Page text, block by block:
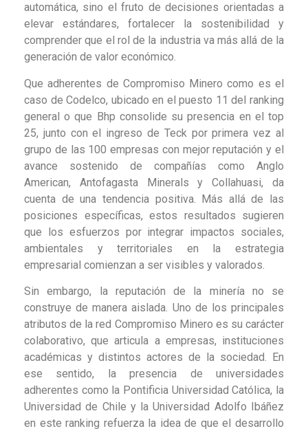
automática, sino el fruto de decisiones orientadas a
elevar estándares, fortalecer la sostenibilidad y
comprender que el rol de la industria va más allá de la
generación de valor económico.
Que adherentes de Compromiso Minero como es el
caso de Codelco, ubicado en el puesto 11 del ranking
general o que Bhp consolide su presencia en el top
25, junto con el ingreso de Teck por primera vez al
grupo de las 100 empresas con mejor reputación y el
avance sostenido de compañías como Anglo
American, Antofagasta Minerals y Collahuasi, da
cuenta de una tendencia positiva. Más allá de las
posiciones específicas, estos resultados sugieren
que los esfuerzos por integrar impactos sociales,
ambientales y territoriales en la estrategia
empresarial comienzan a ser visibles y valorados.
Sin embargo, la reputación de la minería no se
construye de manera aislada. Uno de los principales
atributos de la red Compromiso Minero es su carácter
colaborativo, que articula a empresas, instituciones
académicas y distintos actores de la sociedad. En
ese sentido, la presencia de universidades
adherentes como la Pontificia Universidad Católica, la
Universidad de Chile y la Universidad Adolfo Ibáñez
en este ranking refuerza la idea de que el desarrollo